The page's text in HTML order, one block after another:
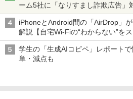
ーム5社に「なりすまし詐欺広告」
真や映像を使った投資詐欺などへ
iPhoneとAndroid間の「AirDrop」
解説【自宅Wi-Fiの“わからない”をス
学生の「生成AIコピペ」レポート
単・減点も